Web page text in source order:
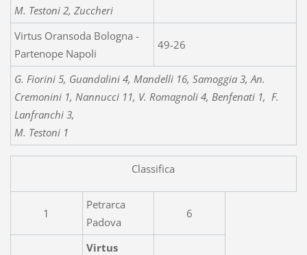
M. Testoni 2, Zuccheri
Virtus Oransoda Bologna -
Partenope Napoli
49-26
G. Fiorini 5, Guandalini 4, Mandelli 16, Samoggia 3, An.
Cremonini 1, Nannucci 11, V. Romagnoli 4, Benfenati 1, F.
Lanfranchi 3,
M. Testoni 1
Classifica
1
Petrarca
Padova
6
Virtus